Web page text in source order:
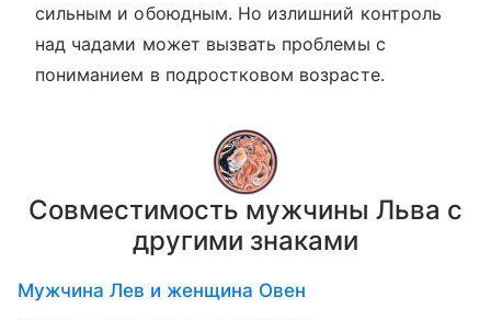
сильным и обоюдным. Но излишний контроль
над чадами может вызвать проблемы с
пониманием в подростковом возрасте.
Совместимость мужчины Льва с
другими знаками
Мужчина Лев и женщина Овен